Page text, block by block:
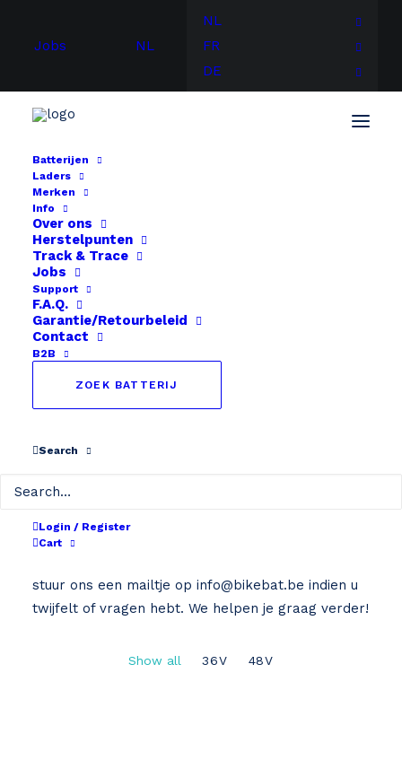
Jobs NL
NL
FR
DE
Batterijen
Laders
Merken
Info
Over ons
Herstelpunten
Track & Trace
Jobs
Support
F.A.Q.
Garantie/Retourbeleid
Contact
B2B
ZOEK BATTERIJ
Search
Login / Register
Cart
SHIMANO
stuur ons een mailtje op info@bikebat.be indien u
twijfelt of vragen hebt. We helpen je graag verder!
Show all 36V 48V